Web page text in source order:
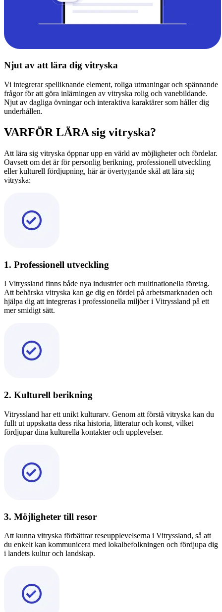
Njut av att lära dig vitryska
Vi integrerar spelliknande element, roliga utmaningar och spännande
frågor för att göra inlärningen av vitryska rolig och vanebildande.
Njut av dagliga övningar och interaktiva karaktärer som håller dig
underhållen.
VARFÖR LÄRA sig vitryska?
Att lära sig vitryska öppnar upp en värld av möjligheter och fördelar.
Oavsett om det är för personlig berikning, professionell utveckling
eller kulturell fördjupning, här är övertygande skäl att lära sig
vitryska:
1. Professionell utveckling
I Vitryssland finns både nya industrier och multinationella företag.
Att behärska vitryska kan ge dig en fördel på arbetsmarknaden och
hjälpa dig att integreras i professionella miljöer i Vitryssland på ett
mer smidigt sätt.
2. Kulturell berikning
Vitryssland har ett unikt kulturarv. Genom att förstå vitryska kan du
fullt ut uppskatta dess rika historia, litteratur och konst, vilket
fördjupar dina kulturella kontakter och upplevelser.
3. Möjligheter till resor
Att kunna vitryska förbättrar reseupplevelserna i Vitryssland, så att
du enkelt kan kommunicera med lokalbefolkningen och fördjupa dig
i landets kultur och landskap.